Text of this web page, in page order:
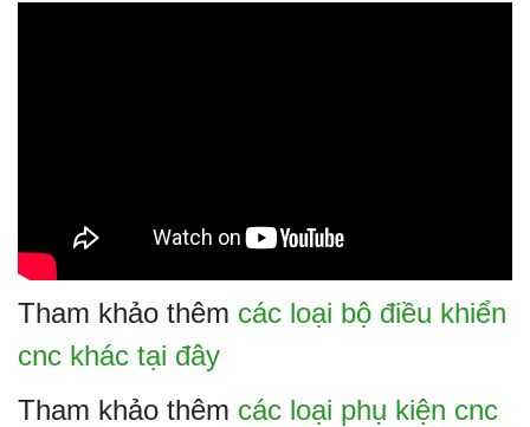
Tham khảo thêm các loại bộ điều khiển
cnc khác tại đây
Tham khảo thêm các loại phụ kiện cnc